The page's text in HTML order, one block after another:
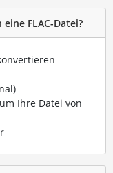
FLAC-Datei?
Ihre Datei von